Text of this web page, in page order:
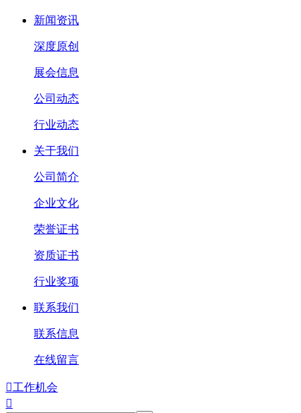
新闻资讯
深度原创
展会信息
公司动态
行业动态
关于我们
公司简介
企业文化
荣誉证书
资质证书
行业奖项
联系我们
联系信息
在线留言
工作机会
